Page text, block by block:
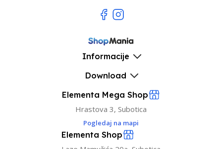
Informacije
Download
Elementa Mega Shop
Hrastova 3, Subotica
Pogledaj na mapi
Elementa Shop